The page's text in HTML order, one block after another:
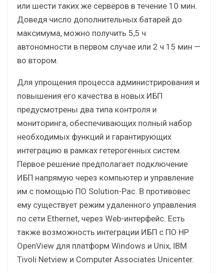
или шести таких же серверов в течение 10 мин.
Доведя число дополнительных батарей до
максимума, можно получить 5,5 ч
автономности в первом случае или 2 ч 15 мин —
во втором.
Для упрощения процесса администрирования и
повышения его качества в новых ИБП
предусмотрены два типа контроля и
мониторинга, обеспечивающих полный набор
необходимых функций и гарантирующих
интеграцию в рамках гетерогенных систем.
Первое решение предполагает подключение
ИБП напрямую через компьютер и управление
им с помощью ПО Solution-Pac. В противовес
ему существует режим удаленного управления
по сети Ethernet, через Web-интерфейс. Есть
также возможность интеграции ИБП с ПО HP
OpenView для платформ Windows и Unix, IBM
Tivoli Netview и Computer Associates Unicenter.